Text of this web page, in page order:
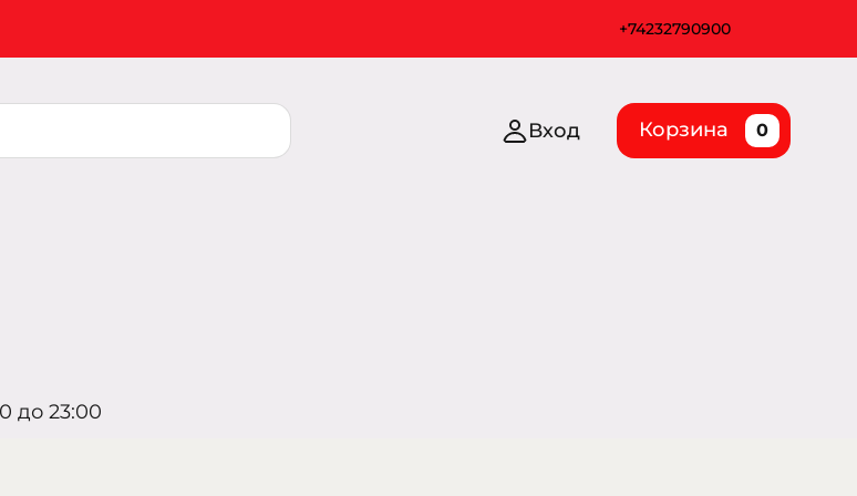
+74232790900
Вход Корзина 0
до 23:00